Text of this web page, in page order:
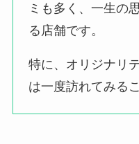
ミも多く、一生の
る店舗です。
特に、オリジナリ
は一度訪れてみる